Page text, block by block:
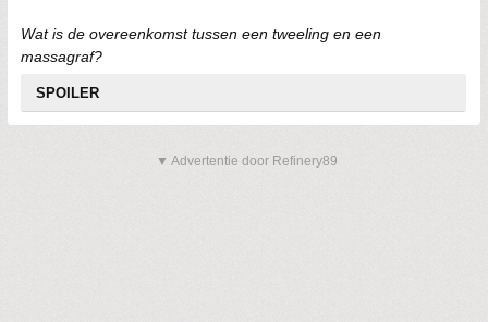
Wat is de overeenkomst tussen een tweeling en een
massagraf?
SPOILER
▼ Advertentie door Refinery89